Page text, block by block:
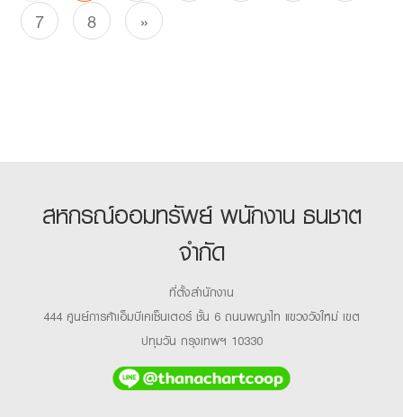
7
8 »
สหกรณ์ออมทรัพย์ พนักงาน ธนชาต
จำกัด
ที่ตั้งสำนักงาน
444 ศูนย์การค้าเอ็มบีเคเซ็นเตอร์ ชั้น 6 ถนนพญาไท แขวงวังใหม่ เขต
ปทุมวัน กรุงเทพฯ 10330